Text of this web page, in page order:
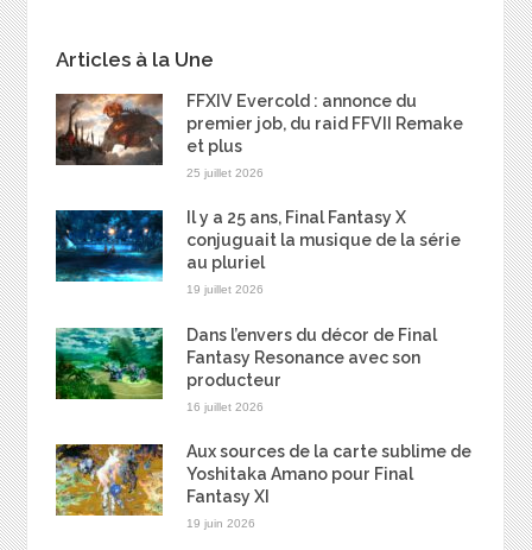
Articles à la Une
FFXIV Evercold : annonce du
premier job, du raid FFVII Remake
et plus
25 juillet 2026
Il y a 25 ans, Final Fantasy X
conjuguait la musique de la série
au pluriel
19 juillet 2026
Dans l’envers du décor de Final
Fantasy Resonance avec son
producteur
16 juillet 2026
Aux sources de la carte sublime de
Yoshitaka Amano pour Final
Fantasy XI
19 juin 2026